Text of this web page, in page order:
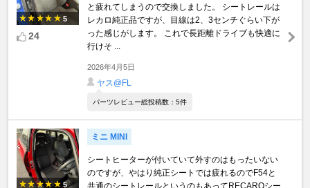
5
24
と疲れてしまうので交換しました。 シートレールは
レカロ純正品ですが、目線は2、3センチぐらい下が
った感じがします。 これで長距離ドライブも快適に
行けそ ...
2026年4月5日
ヤス@FL
パーツレビュー総投稿数：5件
5
ミニ MINI
シートヒーターが付いていて外すのはもったいない
のですが、やはり純正シートでは疲れるのでF54と
共通のシートレールというのもあってRECAROシー